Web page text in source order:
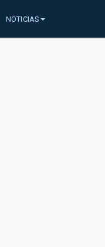
NOTICIAS